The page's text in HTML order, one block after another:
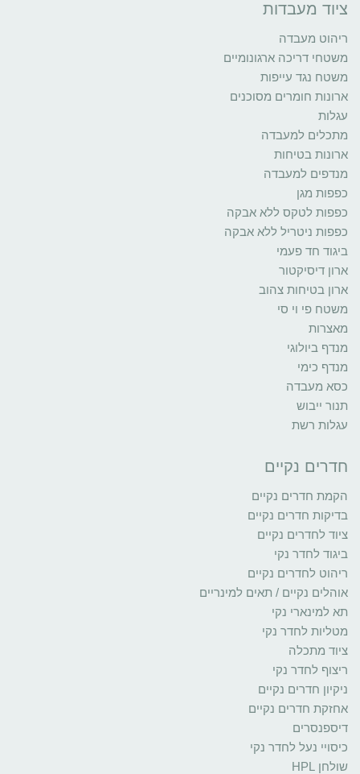
ציוד מעבדות
ריהוט מעבדה
משטחי דריכה ארגונומיים
משטח נגד עייפות
ארונות חומרים מסוכנים
עגלות
מתכלים למעבדה
ארונות בטיחות
מנדפים למעבדה
כפפות מגן
כפפות לטקס ללא אבקה
כפפות ניטריל ללא אבקה
ביגוד חד פעמי
ארון דיסיקטור
ארון בטיחות צהוב
משטח פי וי סי
מאצרות
מנדף ביולוגי
מנדף כימי
כסא מעבדה
תנור ייבוש
עגלות רשת
חדרים נקיים
הקמת חדרים נקיים
בדיקות חדרים נקיים
ציוד לחדרים נקיים
ביגוד לחדר נקי
ריהוט לחדרים נקיים
אוהלים נקיים / תאים למינריים
תא למינארי נקי
מטליות לחדר נקי
ציוד מתכלה
ריצוף לחדר נקי
ניקיון חדרים נקיים
אחזקת חדרים נקיים
דיספנסרים
כיסויי נעל לחדר נקי
שולחן HPL